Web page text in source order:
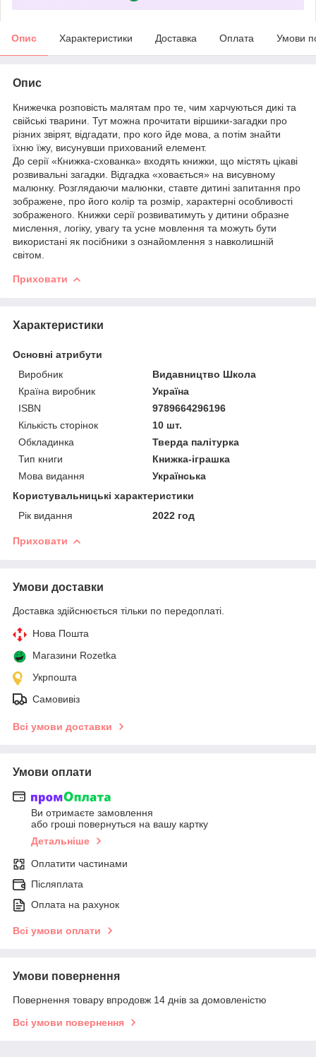
Опис Характеристики Доставка Оплата Умови
Опис
Книжечка розповість малятам про те, чим харчуються дикі та
свійські тварини. Тут можна прочитати віршики-загадки про
різних звірят, відгадати, про кого йде мова, а потім знайти
їхню їжу, висунувши прихований елемент.
До серії «Книжка-схованка» входять книжки, що містять цікаві
розвивальні загадки. Відгадка «ховається» на висувному
малюнку. Розглядаючи малюнки, ставте дитині запитання про
зображене, про його колір та розмір, характерні особливості
зображеного. Книжки серії розвиватимуть у дитини образне
мислення, логіку, увагу та усне мовлення та можуть бути
використані як посібники з ознайомлення з навколишній
світом.
Приховати
Характеристики
Основні атрибути
Виробник
Видавництво Школа
Країна виробник
Україна
ISBN
9789664296196
Кількість сторінок
10 шт.
Обкладинка
Тверда палітурка
Тип книги
Книжка-іграшка
Мова видання
Українська
Користувальницькі характеристики
Рік видання
2022 год
Приховати
Умови доставки
Доставка здійснюється тільки по передоплаті.
Нова Пошта
Магазини Rozetka
Укрпошта
Самовивіз
Всі умови доставки
Умови оплати
Ви отримаєте замовлення
або гроші повернуться на вашу картку
Детальніше
Оплатити частинами
Післяплата
Оплата на рахунок
Всі умови оплати
Умови повернення
Повернення товару впродовж 14 днів за домовленістю
Всі умови повернення